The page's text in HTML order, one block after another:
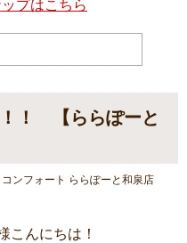
プはこちら
！ 【ららぽーと
ンフォート ららぽーと和泉店
こんにちは！